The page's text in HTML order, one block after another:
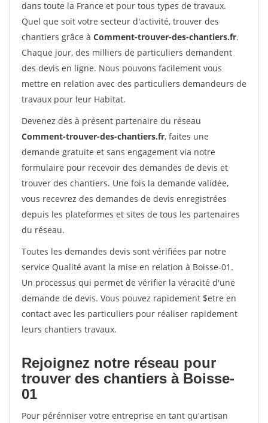
dans toute la France et pour tous types de travaux.
Quel que soit votre secteur d'activité, trouver des
chantiers grâce à Comment-trouver-des-chantiers.fr.
Chaque jour, des milliers de particuliers demandent
des devis en ligne. Nous pouvons facilement vous
mettre en relation avec des particuliers demandeurs de
travaux pour leur Habitat.
Devenez dès à présent partenaire du réseau
Comment-trouver-des-chantiers.fr, faites une
demande gratuite et sans engagement via notre
formulaire pour recevoir des demandes de devis et
trouver des chantiers. Une fois la demande validée,
vous recevrez des demandes de devis enregistrées
depuis les plateformes et sites de tous les partenaires
du réseau.
Toutes les demandes devis sont vérifiées par notre
service Qualité avant la mise en relation à Boisse-01.
Un processus qui permet de vérifier la véracité d'une
demande de devis. Vous pouvez rapidement $etre en
contact avec les particuliers pour réaliser rapidement
leurs chantiers travaux.
Rejoignez notre réseau pour
trouver des chantiers à Boisse-
01
Pour pérénniser votre entreprise en tant qu'artisan